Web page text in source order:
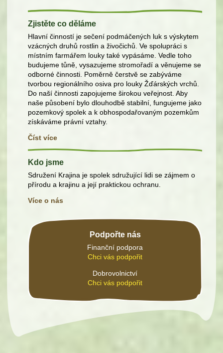
Zjistěte co děláme
Hlavní činností je sečení podmáčených luk s výskytem
vzácných druhů rostlin a živočichů. Ve spolupráci s
místním farmářem louky také vypásáme. Vedle toho
budujeme tůně, vysazujeme stromořadí a věnujeme se
odborné činnosti. Poměrně čerstvě se zabýváme
tvorbou regionálního osiva pro louky Žďárských vrchů.
Do naší činnosti zapojujeme širokou veřejnost. Aby
naše působení bylo dlouhodbě stabilní, fungujeme jako
pozemkový spolek a k obhospodařovaným pozemkům
získáváme právní vztahy.
Číst více
Kdo jsme
Sdružení Krajina je spolek sdružující lidi se zájmem o
přírodu a krajinu a její praktickou ochranu.
Více o nás
Podpořte nás
Finanční podpora
Chci vás podpořit
Dobrovolnictví
Chci vás podpořit